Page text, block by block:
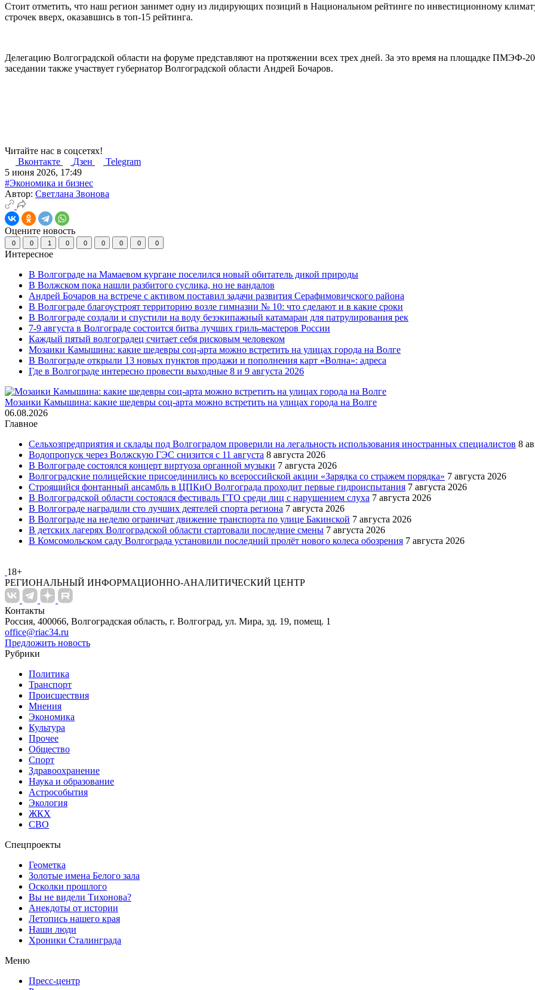
Стоит отметить, что наш регион занимет одну из лидирующих позиций в Национальном рейтинге по инвестиционному
строчек вверх, оказавшись в топ-15 рейтинга.
Делегацию Волгоградской области на форуме представляют на протяжении всех трех дней. За это время на площадке ПМЭФ-
заседании также участвует губернатор Волгоградской области Андрей Бочаров.
Читайте нас в соцсетях!
Вконтакте
Дзен
Telegram
5 июня 2026, 17:49
#Экономика и бизнес
Автор: Светлана Звонова
Оцените новость
0 0 1 0 0 0 0 0 0
Интересное
В Волгограде на Мамаевом кургане поселился новый обитатель дикой природы
В Волжском пока нашли разбитого суслика, но не вандалов
Андрей Бочаров на встрече с активом поставил задачи развития Серафимовичского района
В Волгограде благоустроят территорию возле гимназии № 10: что сделают и в какие сроки
В Волгограде создали и спустили на воду безэкипажный катамаран для патрулирования рек
7-9 августа в Волгограде состоится битва лучших гриль-мастеров России
Каждый пятый волгоградец считает себя рисковым человеком
Мозаики Камышина: какие шедевры соц-арта можно встретить на улицах города на Волге
В Волгограде открыли 13 новых пунктов продажи и пополнения карт «Волна»: адреса
Где в Волгограде интересно провести выходные 8 и 9 августа 2026
Мозаики Камышина: какие шедевры соц-арта можно встретить на улицах города на Волге
06.08.2026
Главное
Сельхозпредприятия и склады под Волгоградом проверили на легальность использования иностранных специалистов 8
Водопропуск через Волжскую ГЭС снизится с 11 августа 8 августа 2026
В Волгограде состоялся концерт виртуоза органной музыки 7 августа 2026
Волгоградские полицейские присоединились ко всероссийской акции «Зарядка со стражем порядка» 7 августа 2026
Строящийся фонтанный ансамбль в ЦПКиО Волгограда проходит первые гидроиспытания 7 августа 2026
В Волгоградской области состоялся фестиваль ГТО среди лиц с нарушением слуха 7 августа 2026
В Волгограде наградили сто лучших деятелей спорта региона 7 августа 2026
В Волгограде на неделю ограничат движение транспорта по улице Бакинской 7 августа 2026
В детских лагерях Волгоградской области стартовали последние смены 7 августа 2026
В Комсомольском саду Волгограда установили последний пролёт нового колеса обозрения 7 августа 2026
18+
РЕГИОНАЛЬНЫЙ ИНФОРМАЦИОННО-АНАЛИТИЧЕСКИЙ ЦЕНТР
Контакты
Россия, 400066, Волгоградская область, г. Волгоград, ул. Мира, зд. 19, помещ. 1
office@riac34.ru
Предложить новость
Рубрики
Политика
Транспорт
Происшествия
Мнения
Экономика
Культура
Прочее
Общество
Спорт
Здравоохранение
Наука и образование
Астрособытия
Экология
ЖКХ
СВО
Спецпроекты
Геометка
Золотые имена Белого зала
Осколки прошлого
Вы не видели Тихонова?
Анекдоты от истории
Летопись нашего края
Наши люди
Хроники Сталинграда
Меню
Пресс-центр